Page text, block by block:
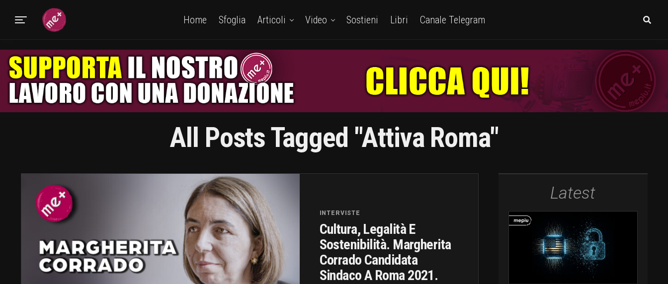
Home Sfoglia Articoli Video Sostieni Libri Canale Telegram
All Posts Tagged "attiva Roma"
INTERVISTE
Cultura, Legalità E
Sostenibilità. Margherita
Corrado Candidata
Sindaco A Roma 2021.
Latest